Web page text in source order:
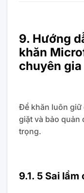
9. Hướng
khăn
chuyên gia
Để khăn luôn giữ
giặt và bảo quản
trọng.
9.1. 5 Sai